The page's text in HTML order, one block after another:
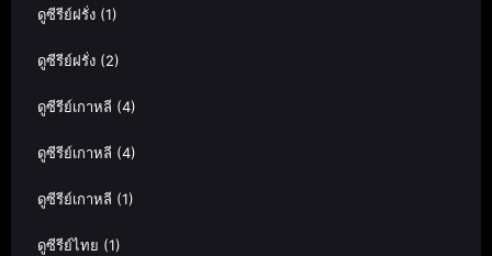
ดูซีรีย์ฝรั่ง (1)
ดูซีรีย์ฝรั่ง (2)
ดูซีรีย์เกาหลี (4)
ดูซีรีย์เกาหลี (4)
ดูซีรีย์เกาหลี (1)
ดูซีรีย์ไทย (1)